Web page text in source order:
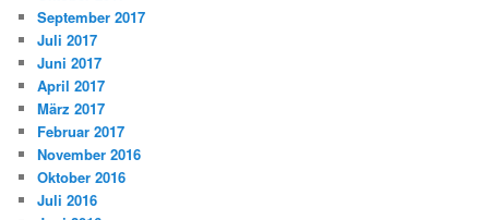
September 2017
Juli 2017
Juni 2017
April 2017
März 2017
Februar 2017
November 2016
Oktober 2016
Juli 2016